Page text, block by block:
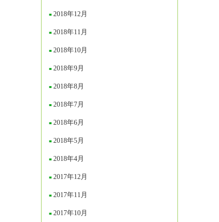
2018年12月
2018年11月
2018年10月
2018年9月
2018年8月
2018年7月
2018年6月
2018年5月
2018年4月
2017年12月
2017年11月
2017年10月